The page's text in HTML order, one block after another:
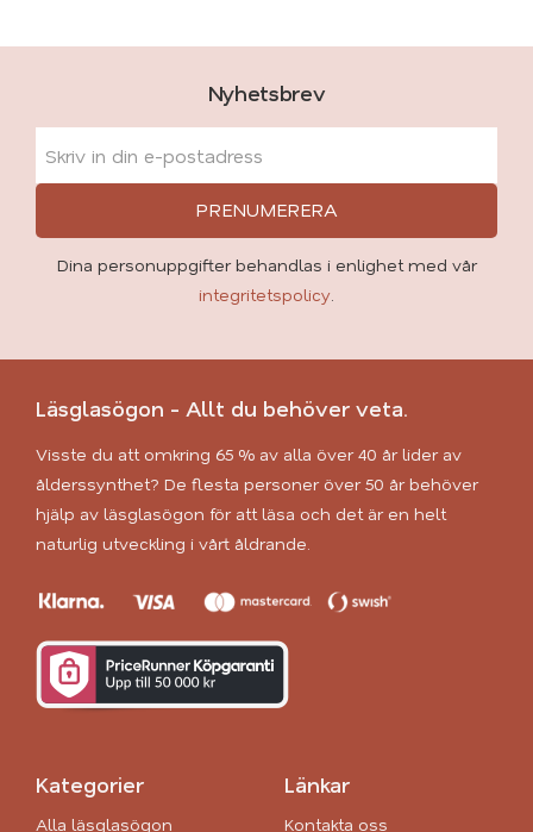
Nyhetsbrev
PRENUMERERA
Dina personuppgifter behandlas i enlighet med vår
integritetspolicy.
Läsglasögon - Allt du behöver veta.
Visste du att omkring 65 % av alla över 40 år lider av
ålderssynthet? De flesta personer över 50 år behöver
hjälp av läsglasögon för att läsa och det är en helt
naturlig utveckling i vårt åldrande.
Kategorier
Alla läsglasögon
Länkar
Kontakta oss